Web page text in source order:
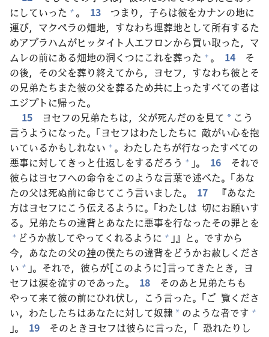
にしていった + 。 13 つまり， 子らは彼をカナンの地に
運び，マクペラの畑地，すなわち埋葬地として所有するた
めアブラハムがヒッタイト 人エフロンから買い取った，マ
ムレの前にある畑地の洞くつにこれを葬った + 。 14
そ
の後，その父を葬り終えてから，ヨセフ，すなわち彼とそ
の兄弟たちまた彼の父を葬るため共に 上ったすべての者は
エジプトに帰った。
15
ヨセフの兄弟たちは， 父が死んだのを 見て * こう
言うようになった。「ヨセフはわたしたちに 敵がい心を抱
いているかもしれない + 。わたしたちが行なったすべての
悪事に対してきっと仕返しをするだろう + 」。 16
それで
彼らはヨセフへの命令をこのような言葉で述べた。「あな
たの父は死ぬ前に命じてこう言いました。 17
『あなた
方はヨセフにこう伝えるように。「わたしは 切にお願いす
る。 兄弟たちの違背とあなたに悪事を行なったその罪とを
+ どうか赦してやってくれるように + 」』と。ですから
今，あなたの父の神の僕たちの違背をどうかお赦しくださ
い + 」。それで， 彼らが[このように]言ってきたとき，ヨ
セフは涙を流すのであった。 18 そのあと 兄弟たちも
やって来て彼の前にひれ伏し，こう言った。「ご 覧くださ
い，わたしたちはあなたに対して奴隷 * のような者です +
」。 19 そのときヨセフは彼らに言った，「 恐れたりし